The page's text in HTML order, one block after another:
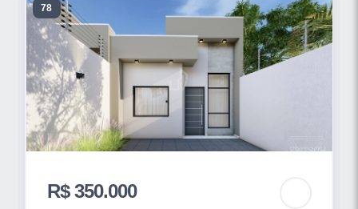
78
R$ 350.000